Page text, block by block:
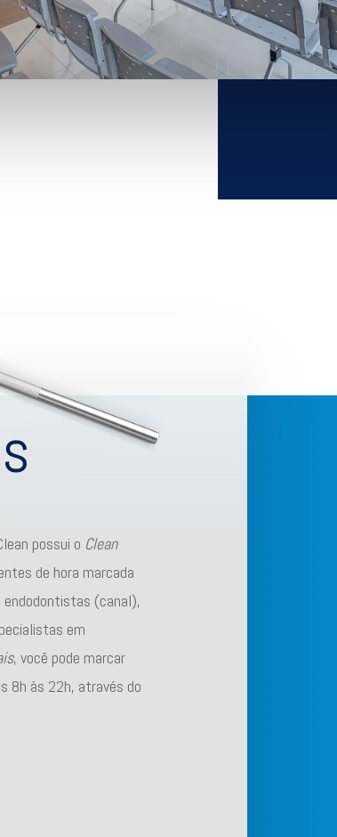
possui o Clean
de hora marcada
(canal),
em
, você pode marcar
8h às 22h, através do